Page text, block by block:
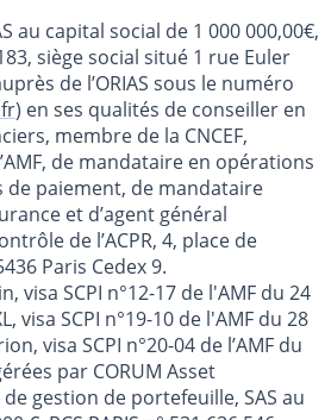
au capital social de 1 000 000,00€,
siège social situé 1 rue Euler
de l’ORIAS sous le numéro
) en ses qualités de conseiller en
membre de la CNCEF,
de mandataire en opérations
de paiement, de mandataire
et d’agent général
de l’ACPR, 4, place de
Paris Cedex 9.
visa SCPI n°12-17 de l'AMF du 24
visa SCPI n°19-10 de l'AMF du 28
visa SCPI n°20-04 de l’AMF du
par CORUM Asset
gestion de portefeuille, SAS au